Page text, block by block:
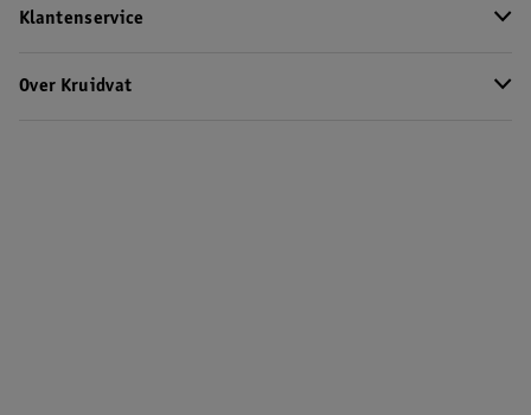
Klantenservice
Over Kruidvat